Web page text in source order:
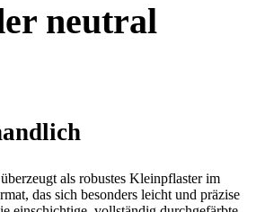
neutral
als robustes Kleinpflaster im
das sich besonders leicht und präzise